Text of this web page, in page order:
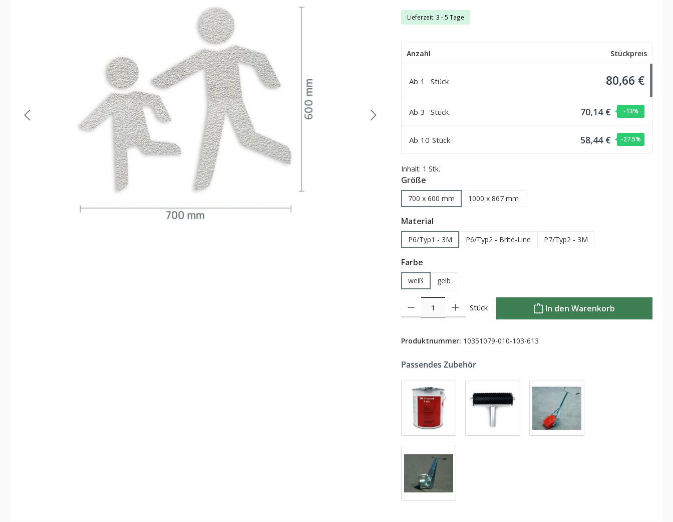
Lieferzeit: 3 - 5 Tage
Anzahl Stückpreis
Ab 1 Stück 80,66 €
Ab 3 Stück 70,14 € -13%
Ab 10 Stück 58,44 € -27.5%
Inhalt: 1 Stk.
Größeauswählen
700 x 600 mm 1000 x 867 mm
Materialauswählen
P6/Typ1 - 3M P6/Typ2 - Brite-Line P7/Typ2 - 3M
Farbeauswählen
weiß gelb
Stück In den Warenkorb
Produktnummer: 10351079-010-103-613
Passendes Zubehör